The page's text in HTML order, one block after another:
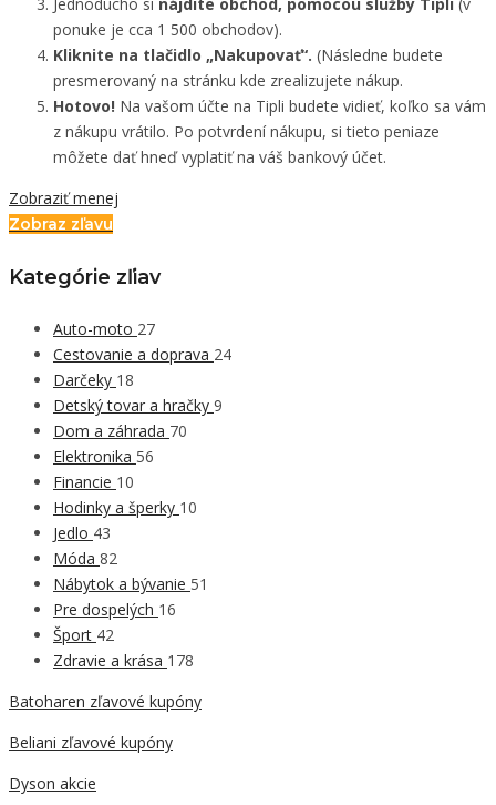
ponuke je cca 1 500 obchodov).
Kliknite na tlačidlo „Nakupovať“. (Následne budete
presmerovaný na stránku kde zrealizujete nákup.
Hotovo! Na vašom účte na Tipli budete vidieť, koľko sa vám
z nákupu vrátilo. Po potvrdení nákupu, si tieto peniaze
môžete dať hneď vyplatiť na váš bankový účet.
Zobraziť menej
Zobraz zľavu
Kategórie zľiav
Auto-moto 27
Cestovanie a doprava 24
Darčeky 18
Detský tovar a hračky 9
Dom a záhrada 70
Elektronika 56
Financie 10
Hodinky a šperky 10
Jedlo 43
Móda 82
Nábytok a bývanie 51
Pre dospelých 16
Šport 42
Zdravie a krása 178
Batoharen zľavové kupóny
Beliani zľavové kupóny
Dyson akcie